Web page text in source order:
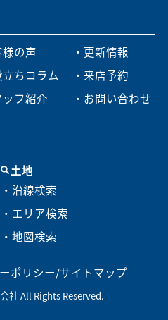
様の声
立ちコラム
ッフ紹介
・更新情報
・来店予約
・お問い合わせ
土地
・沿線検索
・エリア検索
・地図検索
ポリシー/サイトマップ
社 All Rights Reserved.